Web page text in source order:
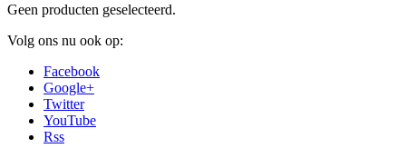
Geen producten geselecteerd.
Volg ons nu ook op:
Facebook
Google+
Twitter
YouTube
Rss